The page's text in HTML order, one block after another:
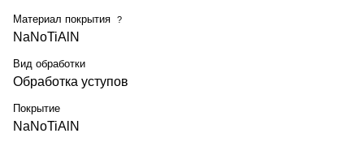
Материал покрытия ?
NaNoTiAlN
Вид обработки
Обработка уступов
Покрытие
NaNoTiAlN